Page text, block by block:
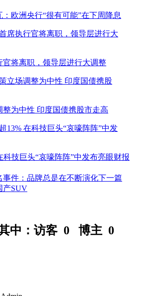
欧洲央行“很有可能”在下周降息
将离职，领导层进行大调整
为中性 印度国债携股市走高
科技巨头“哀嚎阵阵”中发布亮眼财报
事件：品牌总是在不断演化下一篇
产SUV
中：访客 0 博主 0